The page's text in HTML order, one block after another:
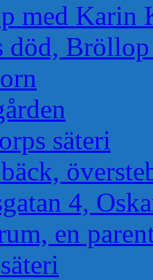
med Karin
död,
säteri
4,
en